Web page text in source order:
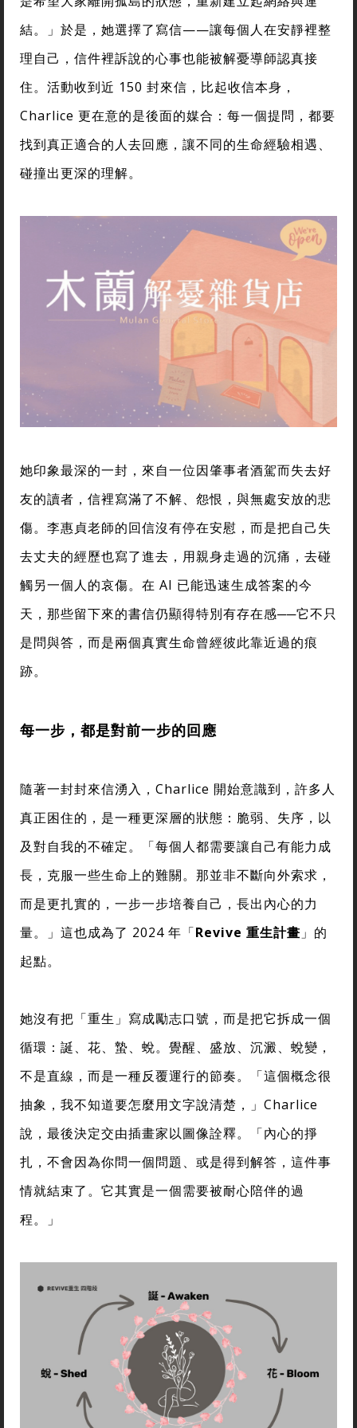
結。」於是，她選擇了寫信——讓每個人在安靜裡整
理自己，信件裡訴說的心事也能被解憂導師認真接
住。活動收到近 150 封來信，比起收信本身，
Charlice 更在意的是後面的媒合：每一個提問，都要
找到真正適合的人去回應，讓不同的生命經驗相遇、
碰撞出更深的理解。
她印象最深的一封，來自一位因肇事者酒駕而失去好
友的讀者，信裡寫滿了不解、怨恨，與無處安放的悲
傷。李惠貞老師的回信沒有停在安慰，而是把自己失
去丈夫的經歷也寫了進去，用親身走過的沉痛，去碰
觸另一個人的哀傷。在 AI 已能迅速生成答案的今
天，那些留下來的書信仍顯得特別有存在感──它不只
是問與答，而是兩個真實生命曾經彼此靠近過的痕
跡。
每一步，都是對前一步的回應
隨著一封封來信湧入，Charlice 開始意識到，許多人
真正困住的，是一種更深層的狀態：脆弱、失序，以
及對自我的不確定。「每個人都需要讓自己有能力成
長，克服一些生命上的難關。那並非不斷向外索求，
而是更扎實的，一步一步培養自己，長出內心的力
量。」這也成為了 2024 年「Revive 重生計畫 」的
起點。
她沒有把「重生」寫成勵志口號，而是把它拆成一個
循環：誕、花、蟄、蛻。覺醒、盛放、沉澱、蛻變，
不是直線，而是一種反覆運行的節奏。「這個概念很
抽象，我不知道要怎麼用文字說清楚，」Charlice
說，最後決定交由插畫家以圖像詮釋。「內心的掙
扎，不會因為你問一個問題、或是得到解答，這件事
情就結束了。它其實是一個需要被耐心陪伴的過
程。」